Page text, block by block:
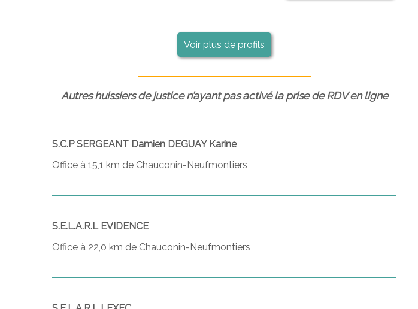
Voir plus de profils
Autres huissiers de justice n’ayant pas activé la prise de RDV en ligne
S.C.P SERGEANT Damien DEGUAY Karine
Office à 15,1 km de Chauconin-Neufmontiers
S.E.L.A.R.L EVIDENCE
Office à 22,0 km de Chauconin-Neufmontiers